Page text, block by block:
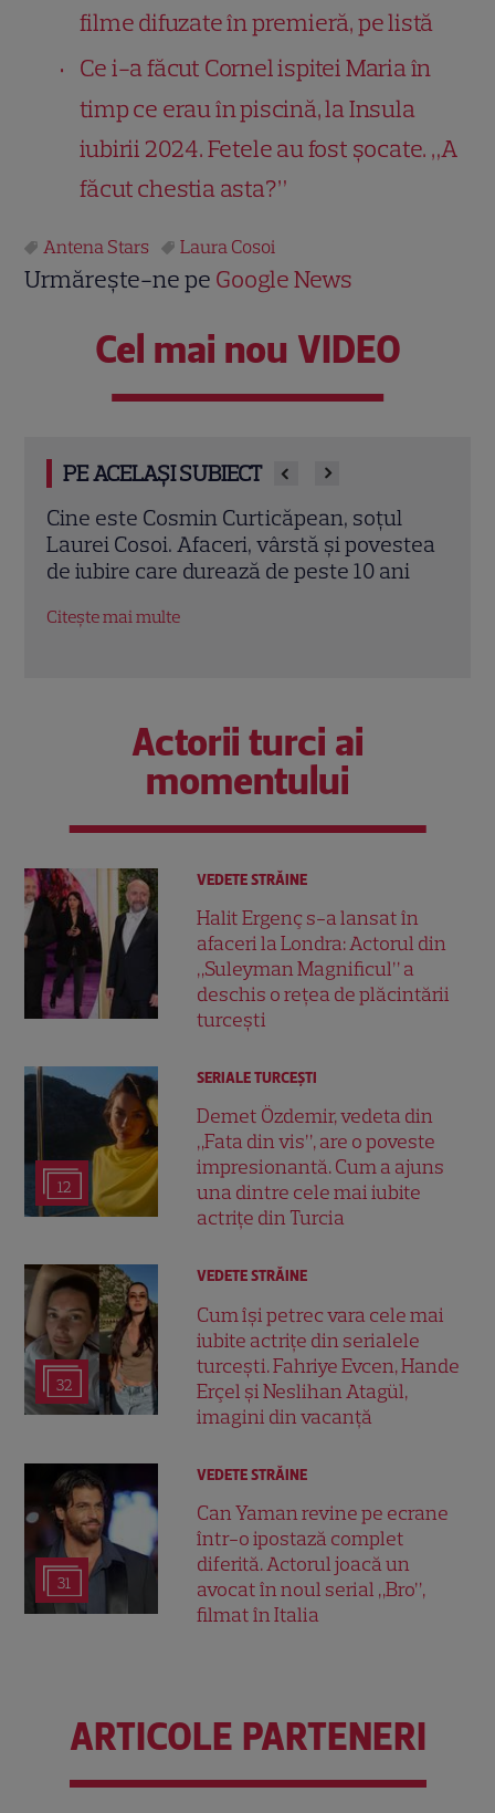
filme difuzate în premieră, pe listă
Ce i-a făcut Cornel ispitei Maria în
timp ce erau în piscină, la Insula
iubirii 2024. Fetele au fost șocate. „A
făcut chestia asta?”
Antena Stars Laura Cosoi
Urmărește-ne pe Google News
Cel mai nou VIDEO
PE ACELAȘI SUBIECT
Laura Cosoi și-a ținut promisiunea.
Povestea numelui Nina și tradiția pe care
a respectat-o pentru toate cele cinci
Actorii turci ai
momentului
VEDETE STRĂINE
Halit Ergenç s-a lansat în
afaceri la Londra: Actorul din
„Suleyman Magnificul” a
deschis o rețea de plăcintării
turcești
12
SERIALE TURCEŞTI
Demet Özdemir, vedeta din
„Fata din vis”, are o poveste
impresionantă. Cum a ajuns
una dintre cele mai iubite
actrițe din Turcia
32
VEDETE STRĂINE
Cum își petrec vara cele mai
iubite actrițe din serialele
turcești. Fahriye Evcen, Hande
Erçel și Neslihan Atagül,
imagini din vacanță
31
VEDETE STRĂINE
Can Yaman revine pe ecrane
într-o ipostază complet
diferită. Actorul joacă un
avocat în noul serial „Bro”,
filmat în Italia
ARTICOLE PARTENERI